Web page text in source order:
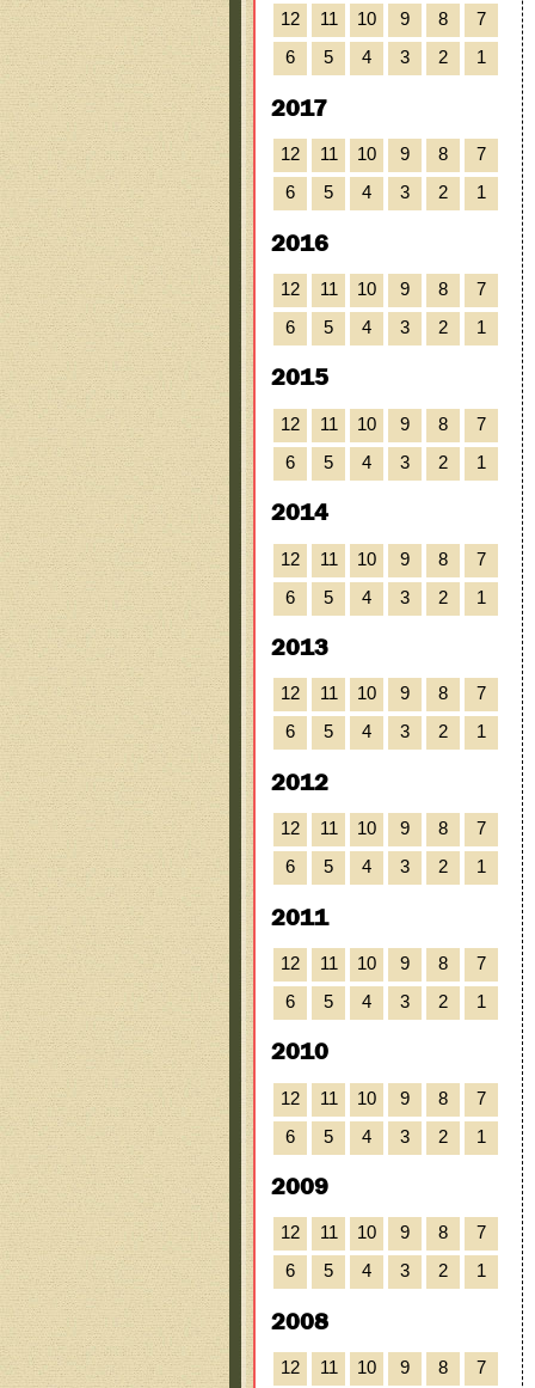
12 11 10 9 8
7
6
5 4 3 2 1
2017
12 11 10 9 8
7
6
5 4 3 2 1
2016
12 11 10 9 8
7
6
5 4 3 2 1
2015
12 11 10 9 8
7
6
5 4 3 2 1
2014
12 11 10 9 8
7
6
5 4 3 2 1
2013
12 11 10 9 8
7
6
5 4 3 2 1
2012
12 11 10 9 8
7
6
5 4 3 2 1
2011
12 11 10 9 8
7
6
5 4 3 2 1
2010
12 11 10 9 8
7
6
5 4 3 2 1
2009
12 11 10 9 8
7
6
5 4 3 2 1
2008
12 11 10 9 8
7